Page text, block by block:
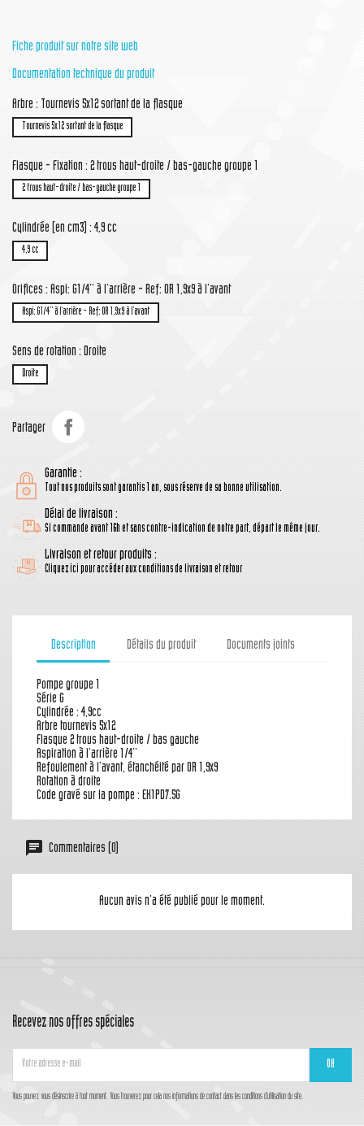
Fiche produit sur notre site web
Documentation technique du produit
Arbre : Tournevis 5x12 sortant de la flasque
Tournevis 5x12 sortant de la flasque
Flasque - Fixation : 2 trous haut-droite / bas-gauche groupe 1
2 trous haut-droite / bas-gauche groupe 1
Cylindrée (en cm3) : 4,9 cc
4,9 cc
Orifices : Aspi: G1/4'' à l'arrière - Ref: OR 1,9x9 à l'avant
Aspi: G1/4'' à l'arrière - Ref: OR 1,9x9 à l'avant
Sens de rotation : Droite
Droite
Partager
Garantie :
Tout nos produits sont garantis 1 an, sous réserve de sa bonne utilisation.
Délai de livraison :
Si commande avant 16h et sans contre-indication de notre part, départ le même jour.
Livraison et retour produits :
Cliquez ici pour accéder aux conditions de livraison et retour
Description Détails du produit Documents joints
Pompe groupe 1
Série G
Cylindrée : 4,9cc
Arbre tournevis 5x12
Flasque 2 trous haut-droite / bas gauche
Aspiration à l'arrière 1/4''
Refoulement à l'avant, étanchéité par OR 1,9x9
Rotation à droite
Code gravé sur la pompe : EK1PD7.5G
Commentaires (0)
Aucun avis n'a été publié pour le moment.
Recevez nos offres spéciales
Vous pouvez vous désinscrire à tout moment. Vous trouverez pour cela nos informations de contact dans les conditions d'utilisation du site.